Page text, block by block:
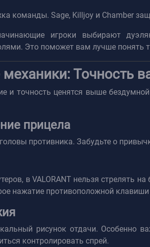
команды. Sage, Killjoy и Chamber
игроки выбирают
Это поможет вам лучше понять
Точность
и точность ценятся выше
прицела
противника. Забудьте о
в VALORANT нельзя стрелять
нажатие противоположной
рисунок отдачи. Особенно
контролировать спрей.